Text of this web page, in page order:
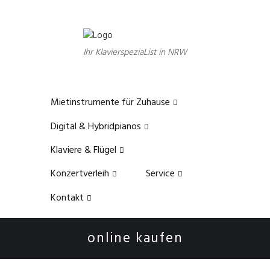
Ihr KlavierspeziaList in NRW
Mietinstrumente für Zuhause
Digital & Hybridpianos
Klaviere & Flügel
Konzertverleih
Service
Kontakt
online kaufen